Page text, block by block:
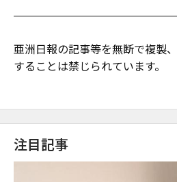
亜洲日報の記事等を無断で複製
することは禁じられています。
注目記事